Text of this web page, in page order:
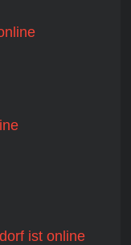
ist online